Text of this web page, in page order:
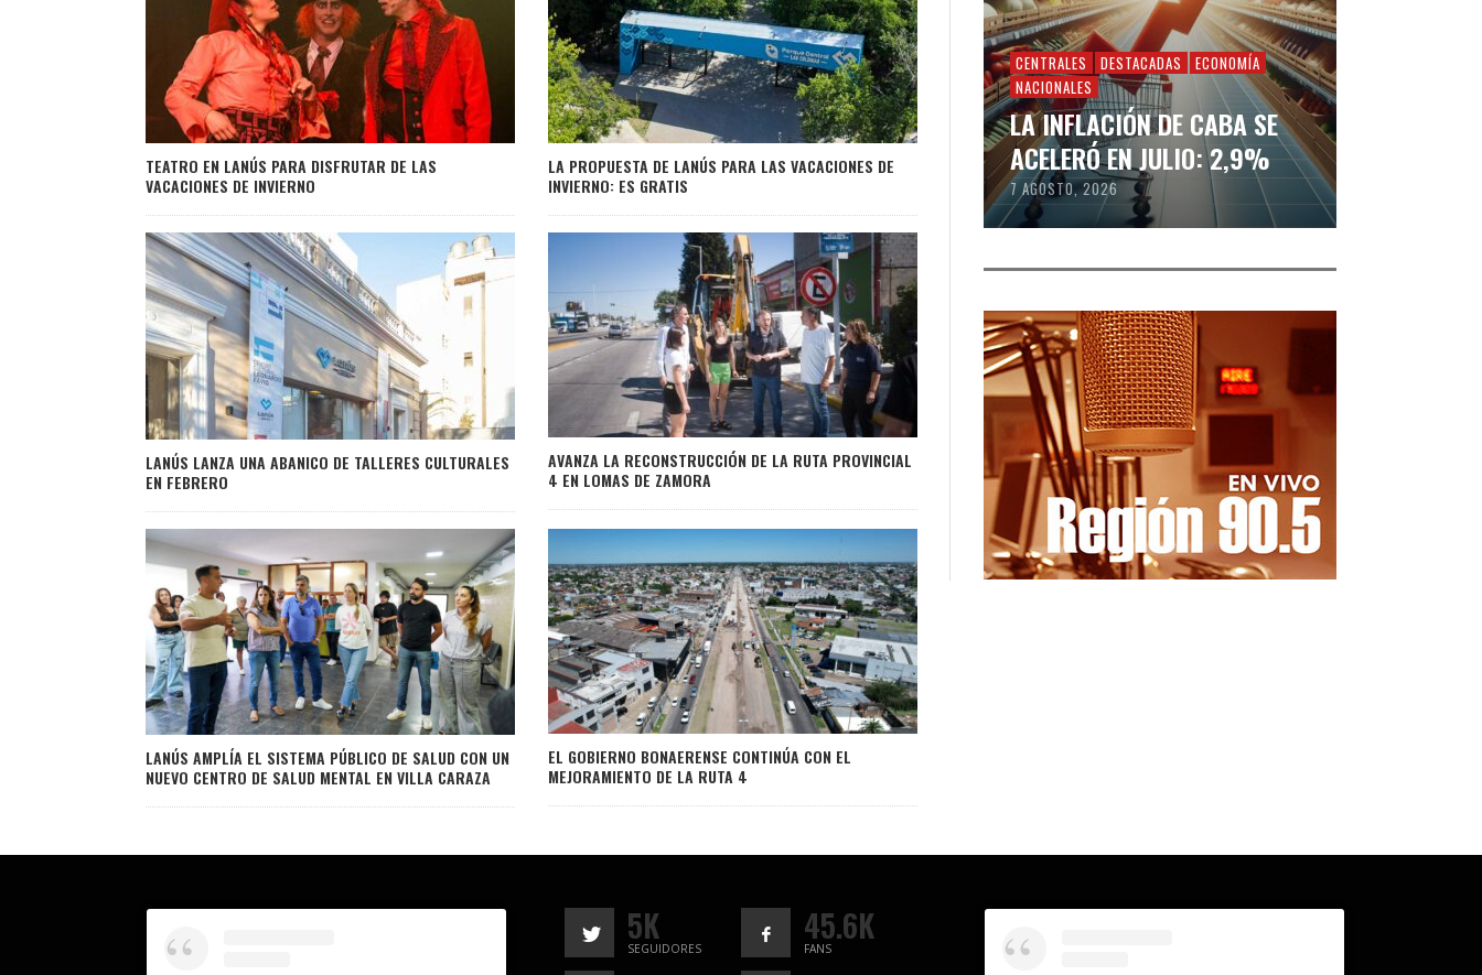
TEATRO EN LANÚS PARA DISFRUTAR DE LAS
VACACIONES DE INVIERNO
LA PROPUESTA DE LANÚS PARA LAS VACACIONES DE
INVIERNO: ES GRATIS
LANÚS LANZA UNA ABANICO DE TALLERES CULTURALES
EN FEBRERO
AVANZA LA RECONSTRUCCIÓN DE LA RUTA PROVINCIAL
4 EN LOMAS DE ZAMORA
LANÚS AMPLÍA EL SISTEMA PÚBLICO DE SALUD CON UN
NUEVO CENTRO DE SALUD MENTAL EN VILLA CARAZA
EL GOBIERNO BONAERENSE CONTINÚA CON EL
MEJORAMIENTO DE LA RUTA 4
CENTRALES DESTACADAS
ECONOMÍA
NACIONALES
LA INFLACIÓN DE CABA SE
ACELERÓ EN JULIO: 2,9%
7 AGOSTO, 2026
5K
SEGUIDORES
45.6K
FANS